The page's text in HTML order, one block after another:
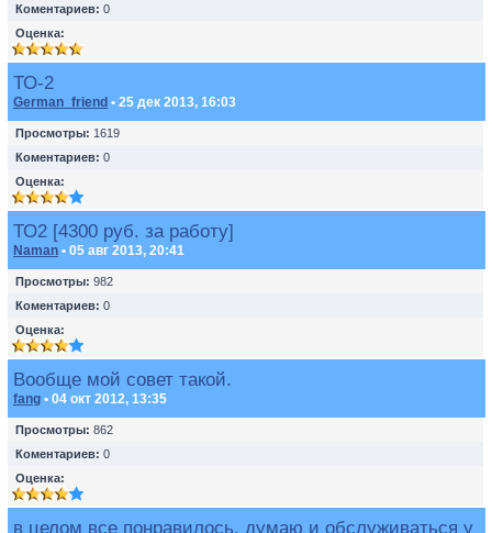
Коментариев: 0
Оценка:
ТО-2
German_friend • 25 дек 2013, 16:03
Просмотры: 1619
Коментариев: 0
Оценка:
ТО2 [4300 руб. за работу]
Naman • 05 авг 2013, 20:41
Просмотры: 982
Коментариев: 0
Оценка:
Вообще мой совет такой.
fang • 04 окт 2012, 13:35
Просмотры: 862
Коментариев: 0
Оценка:
в целом все понравилось, думаю и обслуживаться у